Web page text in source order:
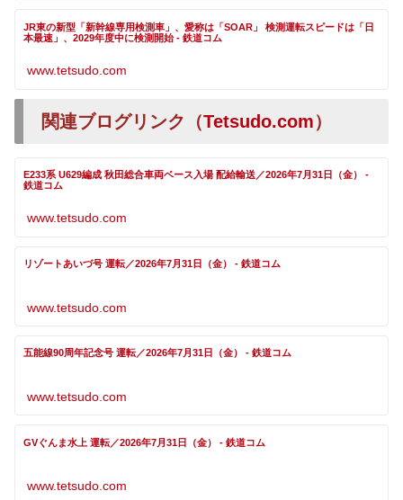
JR東の新型「新幹線専用検測車」、愛称は「SOAR」 検測運転スピードは「日
本最速」、2029年度中に検測開始 - 鉄道コム
www.tetsudo.com
関連ブログリンク（Tetsudo.com）
E233系 U629編成 秋田総合車両ベース入場 配給輸送／2026年7月31日（金） -
鉄道コム
www.tetsudo.com
リゾートあいづ号 運転／2026年7月31日（金） - 鉄道コム
www.tetsudo.com
五能線90周年記念号 運転／2026年7月31日（金） - 鉄道コム
www.tetsudo.com
GVぐんま水上 運転／2026年7月31日（金） - 鉄道コム
www.tetsudo.com